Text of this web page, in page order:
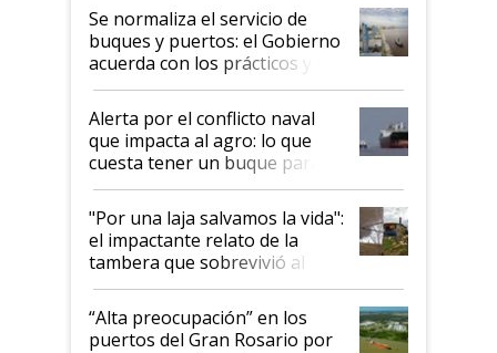
Se normaliza el servicio de
buques y puertos: el Gobierno
acuerda con los prácticos y
suspende el decreto de
desregulación
Alerta por el conflicto naval
que impacta al agro: lo que
cuesta tener un buque parado
y el peligro de que Argentina
pase a ser "país sucio"
"Por una laja salvamos la vida":
el impactante relato de la
tambera que sobrevivió al
tornado
“Alta preocupación” en los
puertos del Gran Rosario por